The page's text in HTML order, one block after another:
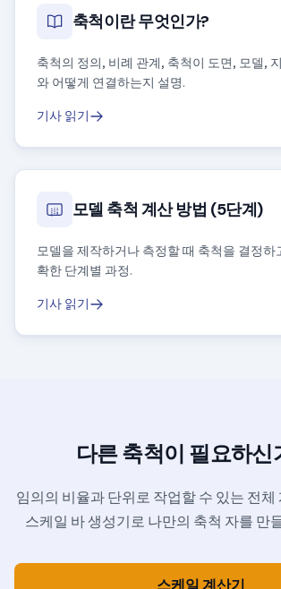
축척이란 무엇인가?
축척의 정의, 비례 관계, 축척이 도면, 모델,
와 어떻게 연결하는지 설명.
기사 읽기
모델 축척 계산 방법 (5단계)
모델을 제작하거나 측정할 때 축척을 결정하
확한 단계별 과정.
기사 읽기
다른 축척이 필요하신
임의의 비율과 단위로 작업할 수 있는 전
스케일 바 생성기로 나만의 축척 자를 만